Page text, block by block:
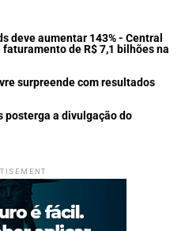
deve aumentar 143% - Central
de R$ 7,1 bilhões na
surpreende com resultados
posterga a divulgação do